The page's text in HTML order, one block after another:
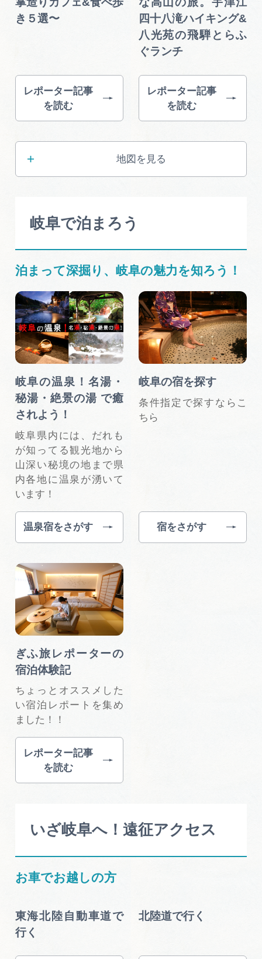
き５選〜
レポーター記事
を読む
四十八滝ハイキング&
八光苑の飛騨とらふ
ぐランチ
レポーター記事
を読む
地図を見る
岐阜で泊まろう
泊まって深掘り、岐阜の魅力を知ろう！
岐阜の温泉！名湯・
秘湯・絶景の湯 で癒
されよう！
岐阜県内には、だれも
が知ってる観光地から
山深い秘境の地まで県
内各地に温泉が湧いて
います！
温泉宿をさがす
岐阜の宿を探す
条件指定で探すならこ
ちら
宿をさがす
ぎふ旅レポーターの
宿泊体験記
ちょっとオススメした
い宿泊レポートを集め
ました！！
レポーター記事
を読む
いざ岐阜へ！遠征アクセス
お車でお越しの方
東海北陸自動車道で
行く
北陸道で行く